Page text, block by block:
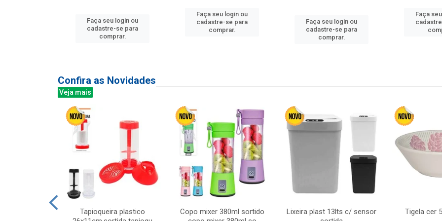
Faça seu login ou
cadastre-se para
comprar.
Faça seu login ou
cadastre-se para
comprar.
Faça seu login ou
cadastre-se para
comprar.
Faça
Confira as Novidades
Veja mais
Tapioqueira plastico
Copo mixer 380ml sortido
Lixeira plast 13lts c/ sensor
Tigela cer